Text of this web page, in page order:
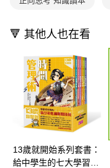
🔻 其他人也在看
13歲就開始系列套書：
給中學生的七大學習術